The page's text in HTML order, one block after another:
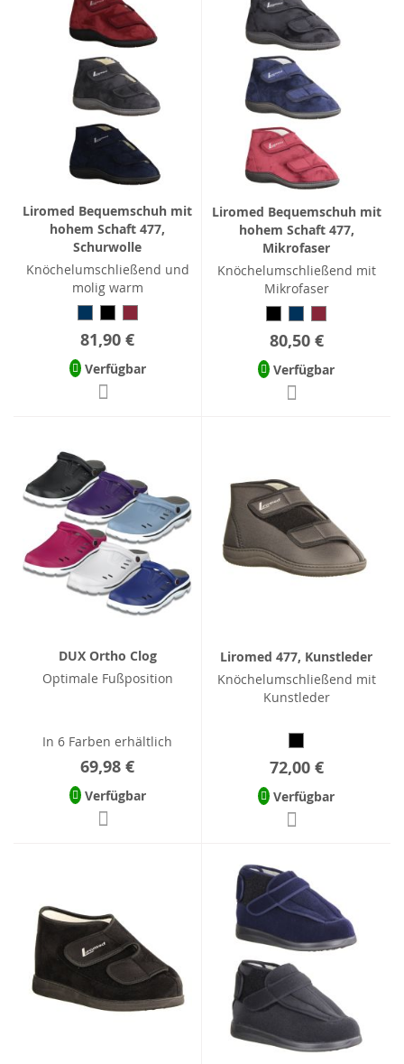
Liromed Bequemschuh mit
hohem Schaft 477,
Schurwolle
Knöchelumschließend und
molig warm
81,90 €
Verfügbar
Liromed Bequemschuh mit
hohem Schaft 477,
Mikrofaser
Knöchelumschließend mit
Mikrofaser
80,50 €
Verfügbar
DUX Ortho Clog
Optimale Fußposition
In 6 Farben erhältlich
69,98 €
Verfügbar
Liromed 477, Kunstleder
Knöchelumschließend mit
Kunstleder
72,00 €
Verfügbar